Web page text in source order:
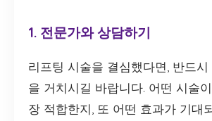
1. 전문가와 상담하기
리프팅 시술을 결심했다면, 반드
을 거치시길 바랍니다. 어떤 시술
장 적합한지, 또 어떤 효과가 기대